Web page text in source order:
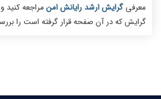
معرفی گرایش ارشد رایانش امن مراجعه
گرایش که در آن صفحه قرار گرفته است را